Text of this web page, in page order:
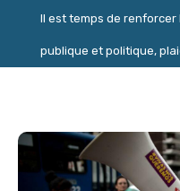
Il est temps de renforcer
publique et politique,